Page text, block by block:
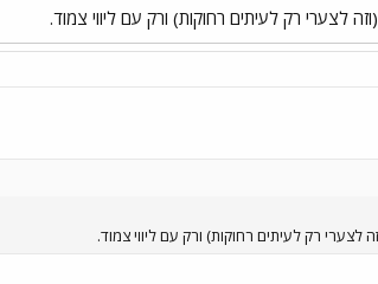
רק לעיתים רחוקות) ורק עם ליווי צמוד.
רק לעיתים רחוקות) ורק עם ליווי צמוד.